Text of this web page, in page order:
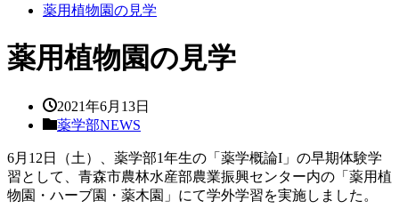
薬用植物園の見学
薬用植物園の見学
2021年6月13日
薬学部NEWS
6月12日（土）、薬学部1年生の「薬学概論I」の早期体験学
習として、青森市農林水産部農業振興センター内の「薬用植
物園・ハーブ園・薬木園」にて学外学習を実施しました。